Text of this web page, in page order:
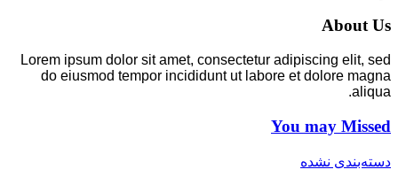
About Us
Lorem ipsum dolor sit amet, consectetur adipiscing elit, sed
do eiusmod tempor incididunt ut labore et dolore magna
aliqua.
You may Missed
دسته‌بندی نشده